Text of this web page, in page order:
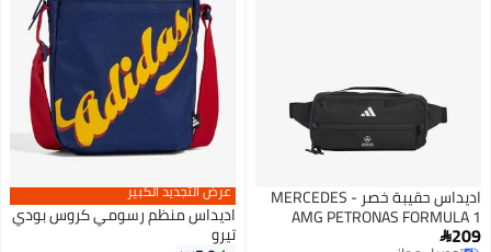
اديداس حقيبة خصر MERCEDES -
AMG PETRONAS FORMULA 1
ENGINEERS & MARKETING
209
عرض التجديد الكبير
اديداس منظم رسومي كروس بودي
تيرو